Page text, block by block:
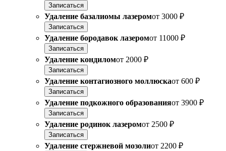
Записаться
Удаление базалиомы лазеромот 3000 ₽
Записаться
Удаление бородавок лазеромот 11000 ₽
Записаться
Удаление кондиломот 2000 ₽
Записаться
Удаление контагиозного моллюскаот 600 ₽
Записаться
Удаление подкожного образованияот 3900 ₽
Записаться
Удаление родинок лазеромот 2500 ₽
Записаться
Удаление стержневой мозолиот 2200 ₽